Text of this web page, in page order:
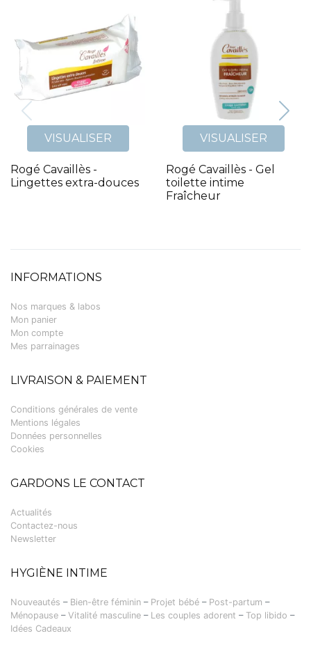
VISUALISER
Rogé Cavaillès -
Lingettes extra-douces
VISUALISER
Rogé Cavaillès - Gel
toilette intime
Fraîcheur
INFORMATIONS
Nos marques & labos
Mon panier
Mon compte
Mes parrainages
LIVRAISON & PAIEMENT
Conditions générales de vente
Mentions légales
Données personnelles
Cookies
GARDONS LE CONTACT
Actualités
Contactez-nous
Newsletter
HYGIÈNE INTIME
Nouveautés – Bien-être féminin – Projet bébé – Post-partum –
Ménopause – Vitalité masculine – Les couples adorent – Top libido –
Idées Cadeaux